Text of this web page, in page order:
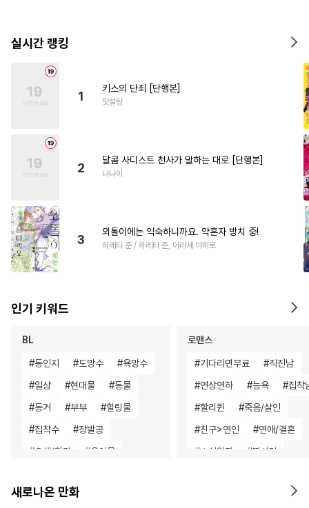
실시간 랭킹
1
키스의 단죄 [단행본]
맛설탕
2
달콤 사디스트 천사가 말하는 대로 [단행본]
나나이
3
외톨이에는 익숙하니까요. 약혼자 방치 중!
하레타 준 / 하레타 준, 아라세 야히로
인기 키워드
BL
#동인지 #도망수 #욕망수
#일상 #현대물 #동물
#동거 #부부 #힐링물
#집착수 #장발공
#오해/착각 #육아물
#재벌공 #감자수
로맨스
#기다리면무료 #직진남
#연상연하 #능욕 #집착
#할리퀸 #죽음/살인
#친구>연인 #연애/결혼
# 소설원작 #짝사랑
새로나온 만화